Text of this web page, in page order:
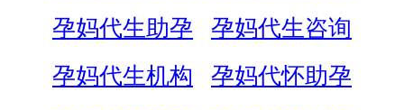
孕妈代生助孕
孕妈代生咨询
孕妈代生机构
孕妈代怀助孕